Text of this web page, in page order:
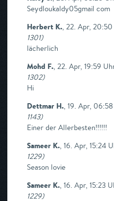
Seydloukaldy05gmail com
Herbert K., 22. Apr,
1301)
lächerlich
Mohd F., 22. Apr, 19:59
1302)
Hi
Dettmar H., 19. Apr,
1143)
Einer der Allerbesten!!!!!!
Sameer K., 16. Apr, 15:24
1229)
Season lovie
Sameer K., 16. Apr, 15:23
1229)